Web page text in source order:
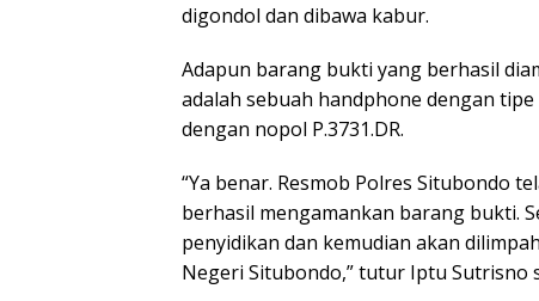
digondol dan dibawa kabur.
Adapun barang bukti yang berhasil
adalah sebuah handphone dengan
dengan nopol P.3731.DR.
“Ya benar. Resmob Polres Situbondo
berhasil mengamankan barang bukti.
penyidikan dan kemudian akan
Negeri Situbondo,” tutur Iptu Sutrisno